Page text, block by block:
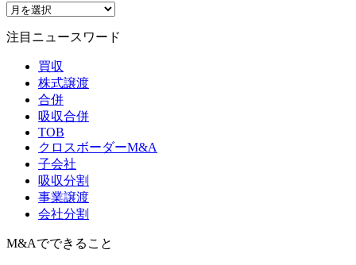
注目ニュースワード
買収
株式譲渡
合併
吸収合併
TOB
クロスボーダーM&A
子会社
吸収分割
事業譲渡
会社分割
M&Aでできること